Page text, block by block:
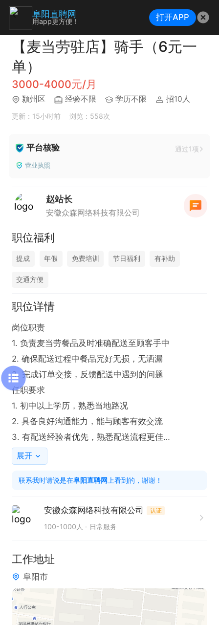
【麦当劳驻店】骑手（6元一
单）
3000-4000元/月
颍州区 经验不限 学历不限 招10人
更新：15小时前 浏览：558次
平台核验 通过1项
营业执照
赵站长
安徽众森网络科技有限公司
职位福利
提成 年假 免费培训 节日福利 有补助
交通方便
职位详情
岗位职责
1. 负责麦当劳餐品及时准确配送至顾客手中
2. 确保配送过程中餐品完好无损，无洒漏
3. 完成订单交接，反馈配送中遇到的问题
任职要求
1. 初中以上学历，熟悉当地路况
2. 具备良好沟通能力，能与顾客有效交流
3. 有配送经验者优先，熟悉配送流程更佳
工作时间
根据麦当劳营业时间安排
展开
联系我时请说是在阜阳直聘网 上看到的，谢谢！
安徽众森网络科技有限公司 认证
100-1000人 日常服务
工作地址
阜阳市
阜阳直聘网
用app更方便！ 打开APP